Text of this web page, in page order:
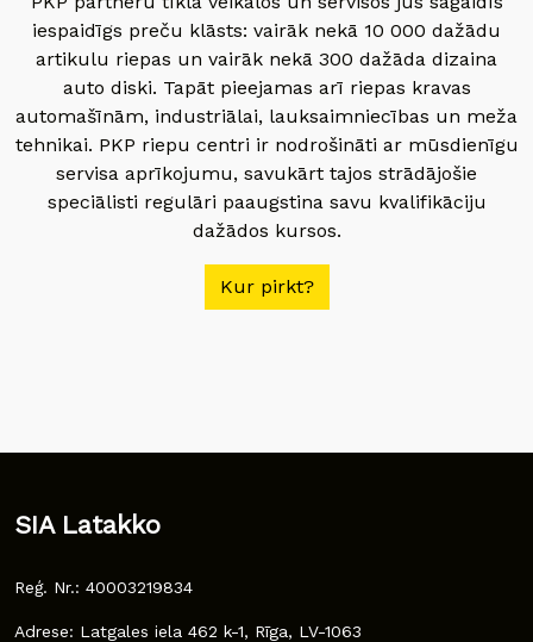
iespaidīgs preču klāsts: vairāk nekā 10 000 dažādu
artikulu riepas un vairāk nekā 300 dažāda dizaina
auto diski. Tapāt pieejamas arī riepas kravas
automašīnām, industriālai, lauksaimniecības un meža
tehnikai. PKP riepu centri ir nodrošināti ar mūsdienīgu
servisa aprīkojumu, savukārt tajos strādājošie
speciālisti regulāri paaugstina savu kvalifikāciju
dažādos kursos.
Kur pirkt?
SIA Latakko
Reģ. Nr.: 40003219834
Adrese: Latgales iela 462 k-1, Rīga, LV-1063